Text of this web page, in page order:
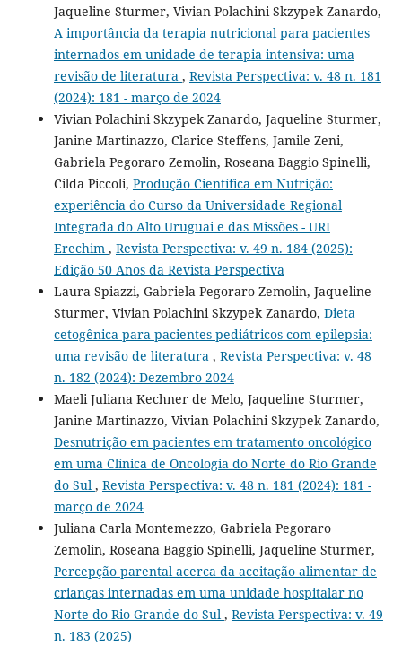
Jaqueline Sturmer, Vivian Polachini Skzypek Zanardo,
A importância da terapia nutricional para pacientes
internados em unidade de terapia intensiva: uma
revisão de literatura , Revista Perspectiva: v. 48 n. 181
(2024): 181 - março de 2024
Vivian Polachini Skzypek Zanardo, Jaqueline Sturmer,
Janine Martinazzo, Clarice Steffens, Jamile Zeni,
Gabriela Pegoraro Zemolin, Roseana Baggio Spinelli,
Cilda Piccoli, Produção Científica em Nutrição:
experiência do Curso da Universidade Regional
Integrada do Alto Uruguai e das Missões - URI
Erechim , Revista Perspectiva: v. 49 n. 184 (2025):
Edição 50 Anos da Revista Perspectiva
Laura Spiazzi, Gabriela Pegoraro Zemolin, Jaqueline
Sturmer, Vivian Polachini Skzypek Zanardo, Dieta
cetogênica para pacientes pediátricos com epilepsia:
uma revisão de literatura , Revista Perspectiva: v. 48
n. 182 (2024): Dezembro 2024
Maeli Juliana Kechner de Melo, Jaqueline Sturmer,
Janine Martinazzo, Vivian Polachini Skzypek Zanardo,
Desnutrição em pacientes em tratamento oncológico
em uma Clínica de Oncologia do Norte do Rio Grande
do Sul , Revista Perspectiva: v. 48 n. 181 (2024): 181 -
março de 2024
Juliana Carla Montemezzo, Gabriela Pegoraro
Zemolin, Roseana Baggio Spinelli, Jaqueline Sturmer,
Percepção parental acerca da aceitação alimentar de
crianças internadas em uma unidade hospitalar no
Norte do Rio Grande do Sul , Revista Perspectiva: v. 49
n. 183 (2025)